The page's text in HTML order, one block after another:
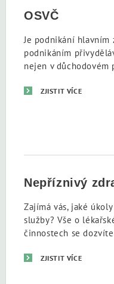
OSVČ
Je podnikání
podnikáním
nejen v
ZJISTIT VÍCE
Nepříznivý
Zajímá vás, jaké
služby? Vše o
činnostech se
ZJISTIT VÍCE